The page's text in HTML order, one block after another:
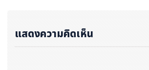
คมปัส ได้แก่ กรุงเทพฯ และภูเก็ต
นายกวินยังเสริมถึงความมุ่งมั่นของส
แสดงความคิดเห็น